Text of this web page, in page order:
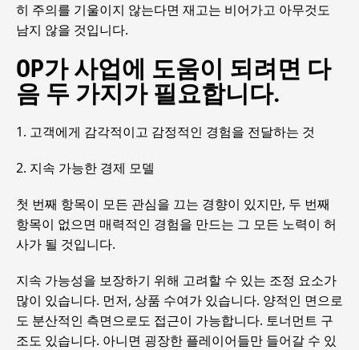
히 주의를 기울이지 않는다면 재고는 비어가고 아무것도
남지 않을 것입니다.
OP가 사업에 도움이 되려면 다
음 두 가지가 필요합니다.
1. 고객에게 감각적이고 감정적인 경험을 전달하는 것
2. 지속 가능한 경제 모델
첫 번째 항목이 모든 관심을 끄는 경향이 있지만, 두 번째
항목이 없으면 매력적인 경험을 만드는 그 모든 노력이 허
사가 될 것입니다.
지속 가능성을 보장하기 위해 고려할 수 있는 조정 요소가
많이 있습니다. 먼저, 상품 수여가 있습니다. 양적인 면으로
도 분산적인 측면으로도 접근이 가능합니다. 토너먼트 구
조도 있습니다. 아니면 굉장한 플레이어들만 들어갈 수 있